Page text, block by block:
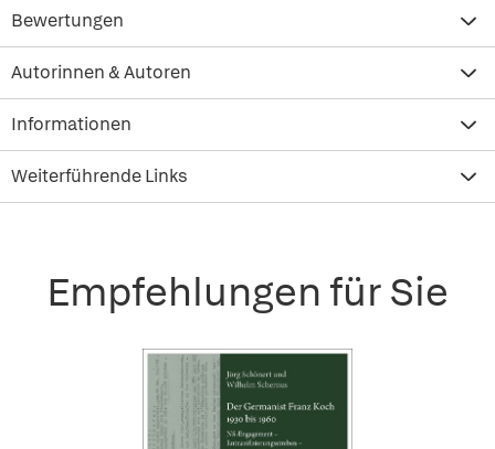
Bewertungen
Autorinnen & Autoren
Informationen
Weiterführende Links
Empfehlungen für Sie